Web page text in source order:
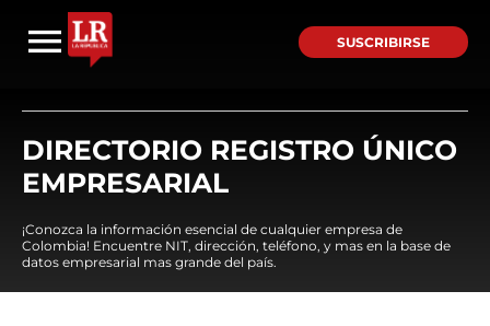
SUSCRIBIRSE
DIRECTORIO REGISTRO ÚNICO
EMPRESARIAL
¡Conozca la información esencial de cualquier empresa de
Colombia! Encuentre NIT, dirección, teléfono, y mas en la base de
datos empresarial mas grande del país.